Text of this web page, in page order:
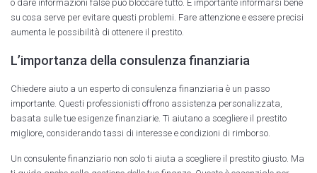
o dare informazioni false può bloccare tutto. È importante informarsi bene
su cosa serve per evitare questi problemi. Fare attenzione e essere precisi
aumenta le possibilità di ottenere il prestito.
L’importanza della consulenza finanziaria
Chiedere aiuto a un esperto di consulenza finanziaria è un passo
importante. Questi professionisti offrono assistenza personalizzata,
basata sulle tue esigenze finanziarie. Ti aiutano a scegliere il prestito
migliore, considerando tassi di interesse e condizioni di rimborso.
Un consulente finanziario non solo ti aiuta a scegliere il prestito giusto. Ma